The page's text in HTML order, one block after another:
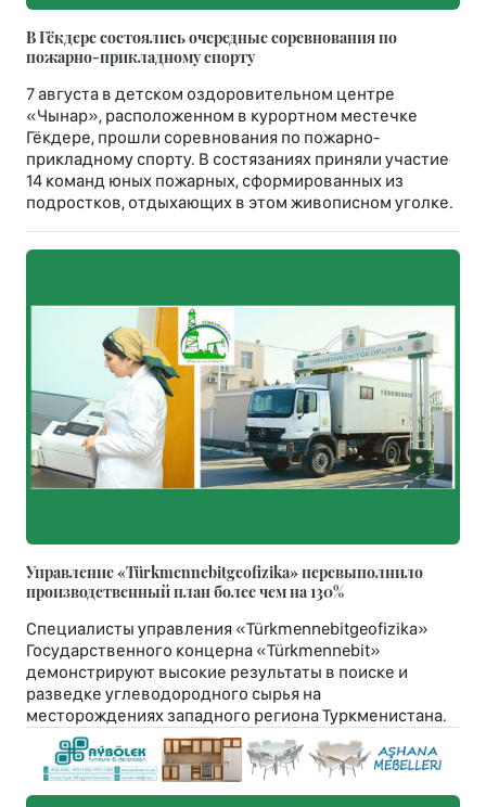
В Гёкдере состоялись очередные соревнования по
пожарно-прикладному спорту
7 августа в детском оздоровительном центре
«Чынар», расположенном в курортном местечке
Гёкдере, прошли соревнования по пожарно-
прикладному спорту. В состязаниях приняли участие
14 команд юных пожарных, сформированных из
подростков, отдыхающих в этом живописном уголке.
Управление «Türkmennebitgeofizika» перевыполнило
производственный план более чем на 130%
Специалисты управления «Türkmennebitgeofizika»
Государственного концерна «Türkmennebit»
демонстрируют высокие результаты в поиске и
разведке углеводородного сырья на
месторождениях западного региона Туркменистана.